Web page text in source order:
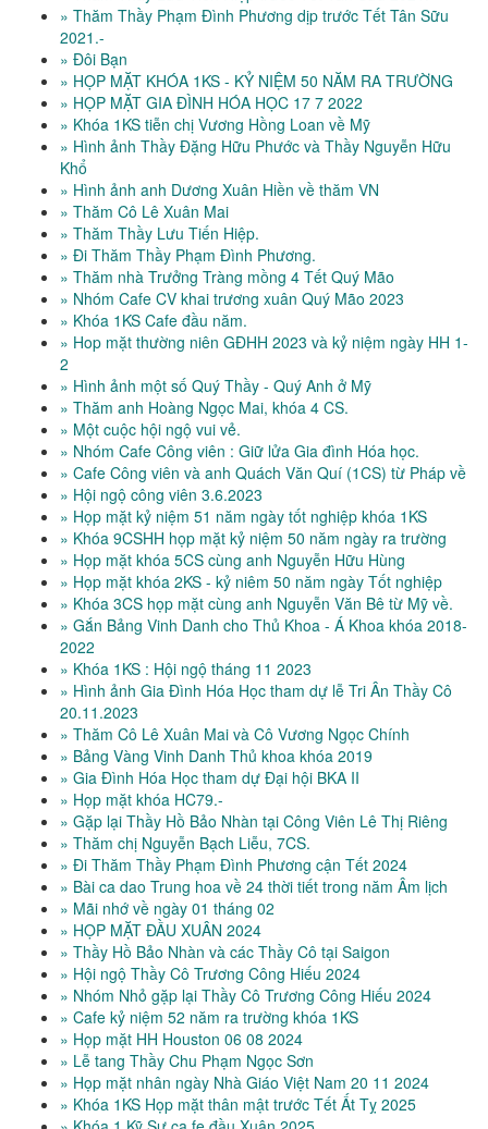
» Thăm Thầy Phạm Đình Phương dịp trước Tết Tân Sữu
2021.-
» Đôi Bạn
» HỌP MẶT KHÓA 1KS - KỶ NIỆM 50 NĂM RA TRƯỜNG
» HỌP MẶT GIA ĐÌNH HÓA HỌC 17 7 2022
» Khóa 1KS tiễn chị Vương Hồng Loan về Mỹ
» Hình ảnh Thầy Đặng Hữu Phước và Thầy Nguyễn Hữu
Khổ
» Hình ảnh anh Dương Xuân Hiền về thăm VN
» Thăm Cô Lê Xuân Mai
» Thăm Thầy Lưu Tiến Hiệp.
» Đi Thăm Thầy Phạm Đình Phương.
» Thăm nhà Trưởng Tràng mồng 4 Tết Quý Mão
» Nhóm Cafe CV khai trương xuân Quý Mão 2023
» Khóa 1KS Cafe đầu năm.
» Hop mặt thường niên GĐHH 2023 và kỷ niệm ngày HH 1-
2
» Hình ảnh một số Quý Thầy - Quý Anh ở Mỹ
» Thăm anh Hoàng Ngọc Mai, khóa 4 CS.
» Một cuộc hội ngộ vui vẻ.
» Nhóm Cafe Công viên : Giữ lửa Gia đình Hóa học.
» Cafe Công viên và anh Quách Văn Quí (1CS) từ Pháp về
» Hội ngộ công viên 3.6.2023
» Họp mặt kỷ niệm 51 năm ngày tốt nghiệp khóa 1KS
» Khóa 9CSHH họp mặt kỷ niệm 50 năm ngày ra trường
» Họp mặt khóa 5CS cùng anh Nguyễn Hữu Hùng
» Họp mặt khóa 2KS - kỷ niêm 50 năm ngày Tốt nghiệp
» Khóa 3CS họp mặt cùng anh Nguyễn Văn Bê từ Mỹ về.
» Gắn Bảng Vinh Danh cho Thủ Khoa - Á Khoa khóa 2018-
2022
» Khóa 1KS : Hội ngộ tháng 11 2023
» Hình ảnh Gia Đình Hóa Học tham dự lễ Tri Ân Thầy Cô
20.11.2023
» Thăm Cô Lê Xuân Mai và Cô Vương Ngọc Chính
» Bảng Vàng Vinh Danh Thủ khoa khóa 2019
» Gia Đình Hóa Học tham dự Đại hội BKA II
» Họp mặt khóa HC79.-
» Gặp lại Thầy Hồ Bảo Nhàn tại Công Viên Lê Thị Riêng
» Thăm chị Nguyễn Bạch Liễu, 7CS.
» Đi Thăm Thầy Phạm Đình Phương cận Tết 2024
» Bài ca dao Trung hoa về 24 thời tiết trong năm Âm lịch
» Mãi nhớ về ngày 01 tháng 02
» HỌP MẶT ĐẦU XUÂN 2024
» Thầy Hồ Bảo Nhàn và các Thầy Cô tại Saigon
» Hội ngộ Thầy Cô Trương Công Hiếu 2024
» Nhóm Nhỏ gặp lại Thầy Cô Trương Công Hiếu 2024
» Cafe kỷ niệm 52 năm ra trường khóa 1KS
» Họp mặt HH Houston 06 08 2024
» Lễ tang Thầy Chu Phạm Ngọc Sơn
» Họp mặt nhân ngày Nhà Giáo Việt Nam 20 11 2024
» Khóa 1KS Họp mặt thân mật trước Tết Ất Tỵ 2025